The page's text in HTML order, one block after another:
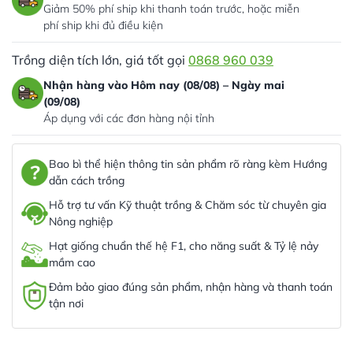
Giảm 50% phí ship khi thanh toán trước, hoặc miễn
phí ship khi đủ điều kiện
Trồng diện tích lớn, giá tốt gọi 0868 960 039
Nhận hàng vào Hôm nay (08/08) – Ngày mai
(09/08)
Áp dụng với các đơn hàng nội tỉnh
Bao bì thể hiện thông tin sản phẩm rõ ràng kèm Hướng
dẫn cách trồng
Hỗ trợ tư vấn Kỹ thuật trồng & Chăm sóc từ chuyên gia
Nông nghiệp
Hạt giống chuẩn thế hệ F1, cho năng suất & Tỷ lệ nảy
mầm cao
Đảm bảo giao đúng sản phẩm, nhận hàng và thanh toán
tận nơi